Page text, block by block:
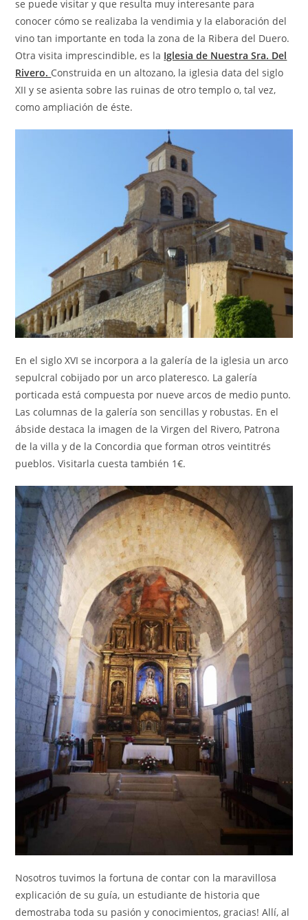
se puede visitar y que resulta muy interesante para
conocer cómo se realizaba la vendimia y la elaboración del
vino tan importante en toda la zona de la Ribera del Duero.
Otra visita imprescindible, es la Iglesia de Nuestra Sra. Del
Rivero. Construida en un altozano, la iglesia data del siglo
XII y se asienta sobre las ruinas de otro templo o, tal vez,
como ampliación de éste.
En el siglo XVI se incorpora a la galería de la iglesia un arco
sepulcral cobijado por un arco plateresco. La galería
porticada está compuesta por nueve arcos de medio punto.
Las columnas de la galería son sencillas y robustas. En el
ábside destaca la imagen de la Virgen del Rivero, Patrona
de la villa y de la Concordia que forman otros veintitrés
pueblos. Visitarla cuesta también 1€.
Nosotros tuvimos la fortuna de contar con la maravillosa
explicación de su guía, un estudiante de historia que
demostraba toda su pasión y conocimientos, gracias! Allí, al